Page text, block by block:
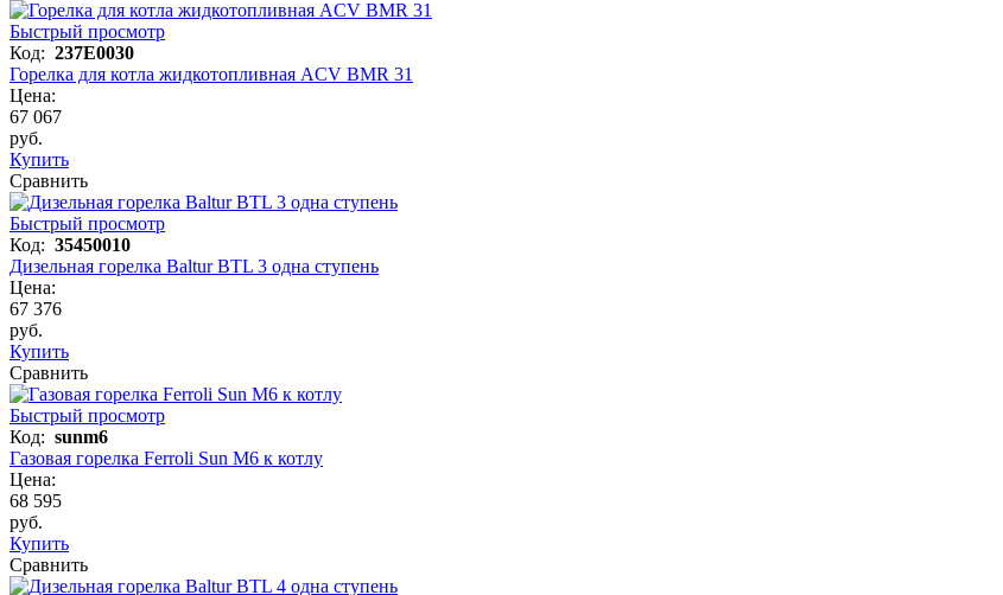
Быстрый просмотр
Код: 237E0030
Горелка для котла жидкотопливная ACV BMR 31
Цена:
67 067
руб.
Купить
Сравнить
Быстрый просмотр
Код: 35450010
Дизельная горелка Baltur BTL 3 одна ступень
Цена:
67 376
руб.
Купить
Сравнить
Быстрый просмотр
Код: sunm6
Газовая горелка Ferroli Sun M6 к котлу
Цена:
68 595
руб.
Купить
Сравнить